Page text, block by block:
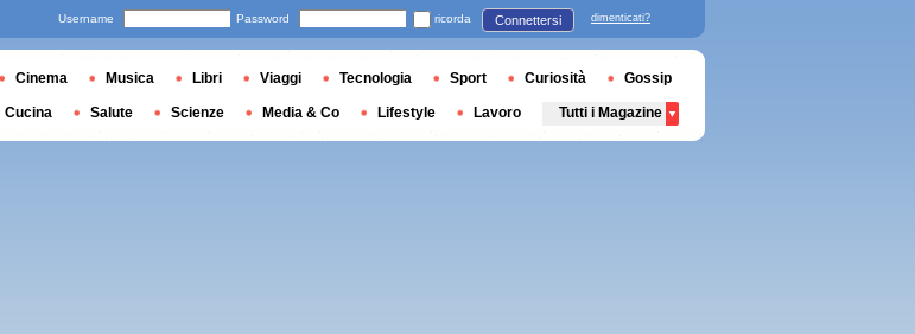
Username Password ricorda Connettersi dimenticati?
Cinema Musica Libri Viaggi Tecnologia Sport Curiosità Gossip
Cucina Salute Scienze Media & Co Lifestyle Lavoro Tutti i Magazine